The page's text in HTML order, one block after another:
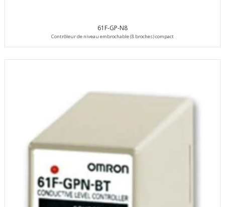
61F-GP-N8
Contrôleur de niveau embrochable (8 broches) compact